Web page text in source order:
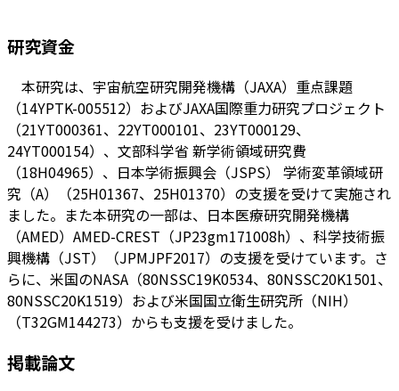
研究資金
本研究は、宇宙航空研究開発機構（JAXA）重点課題
（14YPTK-005512）およびJAXA国際重力研究プロジェクト
（21YT000361、22YT000101、23YT000129、
24YT000154）、文部科学省 新学術領域研究費
（18H04965）、日本学術振興会（JSPS） 学術変革領域研
究（A）（25H01367、25H01370）の支援を受けて実施され
ました。また本研究の一部は、日本医療研究開発機構
（AMED）AMED-CREST（JP23gm171008h）、科学技術振
興機構（JST）（JPMJPF2017）の支援を受けています。さ
らに、米国のNASA（80NSSC19K0534、80NSSC20K1501、
80NSSC20K1519）および米国国立衛生研究所（NIH）
（T32GM144273）からも支援を受けました。
掲載論文